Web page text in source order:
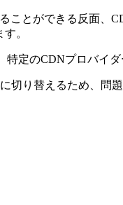
ことができる反⾯
。
定のCDNプロバイ
り替えるため、問